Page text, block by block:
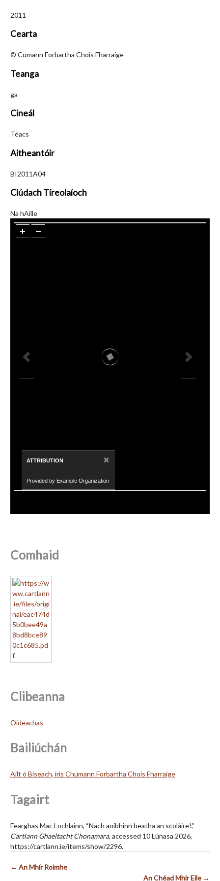
2011
Cearta
© Cumann Forbartha Chois Fharraige
Teanga
ga
Cineál
Téacs
Aitheantóir
BI2011A04
Clúdach Tíreolaíoch
Na hAille
ATTRIBUTION ×
Provided by Example Organization
Comhaid
Clibeanna
Oideachas
Bailiúchán
Ailt ó Biseach, iris Chumann Forbartha Chois Fharraige
Tagairt
Fearghas Mac Lochlainn, “Nach aoibhinn beatha an scoláire!,”
Cartlann Ghaeltacht Chonamara, accessed 10 Lúnasa 2026,
https://cartlann.ie/items/show/2296.
← An Mhír Roimhe
An Chéad Mhír Eile →